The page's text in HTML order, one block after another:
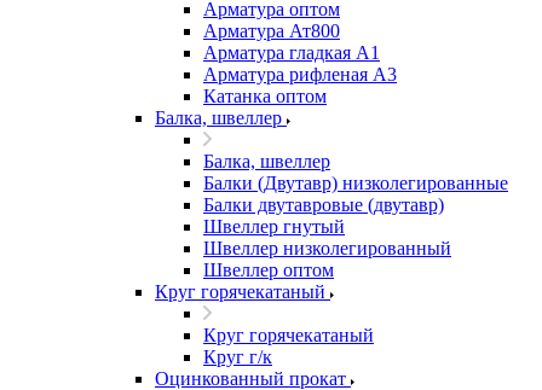
Арматура оптом
Арматура Ат800
Арматура гладкая А1
Арматура рифленая А3
Катанка оптом
Балка, швеллер
Балка, швеллер
Балки (Двутавр) низколегированные
Балки двутавровые (двутавр)
Швеллер гнутый
Швеллер низколегированный
Швеллер оптом
Круг горячекатаный
Круг горячекатаный
Круг г/к
Оцинкованный прокат